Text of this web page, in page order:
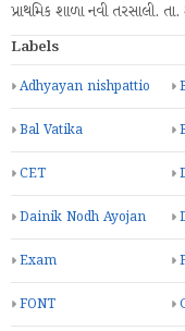
પ્રાથમિક શાળા નવી તરસાલી.
Labels
Adhyayan nishpattio
Bal Vatika
CET
Dainik Nodh Ayojan
Exam
FONT